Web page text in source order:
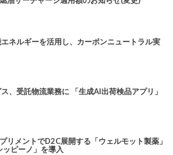
ネルギーを活用し、カーボンニュートラル実
、受託物流業務に 「生成AI出荷検品アプリ」
リメントでD2C展開する「ウェルモット製薬」
ッピーノ」を導入